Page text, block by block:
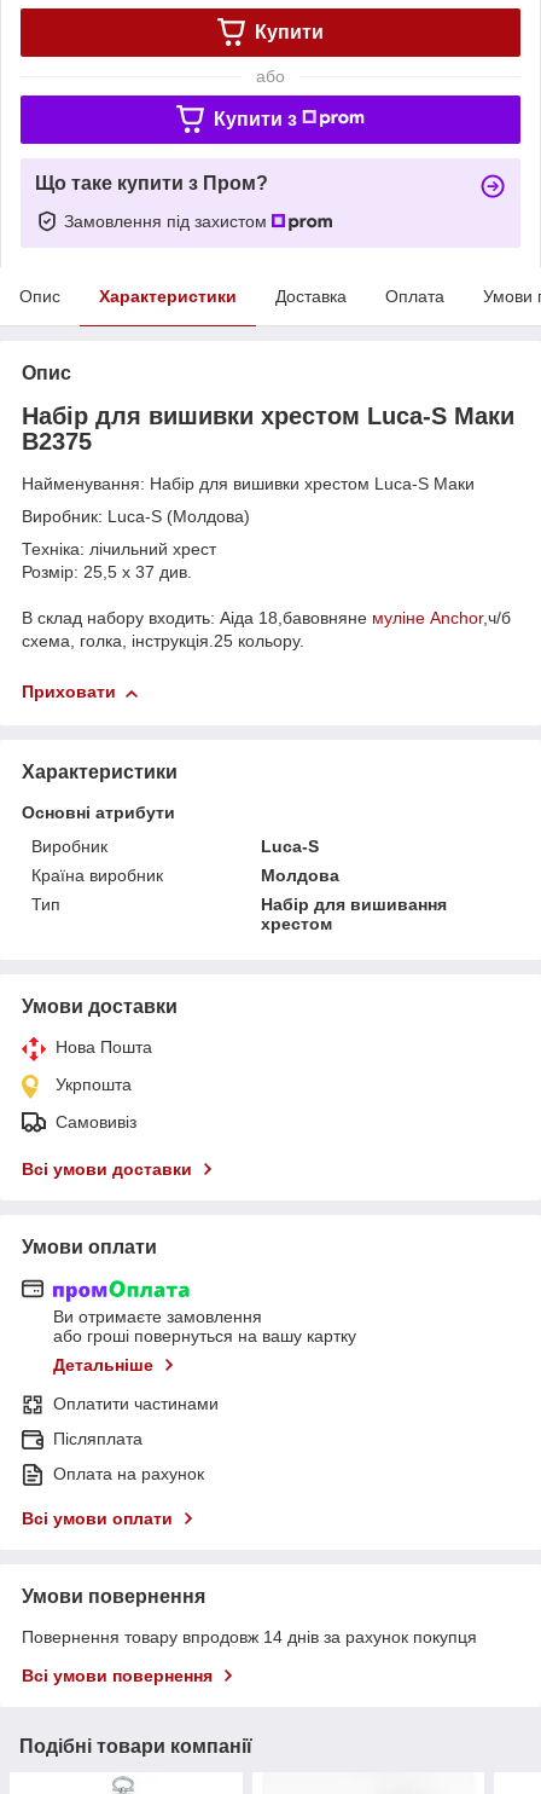
Купити
або
Купити з
Що таке купити з Пром?
Замовлення під захистом
Опис Характеристики Доставка Оплата Умови
Опис
Набір для вишивки хрестом Luca-S Маки
B2375
Найменування: Набір для вишивки хрестом Luca-S Маки
Виробник: Luca-S (Молдова)
Техніка: лічильний хрест
Розмір: 25,5 х 37 див.
В склад набору входить: Аіда 18,бавовняне муліне Anchor,ч/б
схема, голка, інструкція.25 кольору.
Приховати
Характеристики
Основні атрибути
Виробник
Luca-S
Країна виробник
Молдова
Тип
Набір для вишивання
хрестом
Умови доставки
Нова Пошта
Укрпошта
Самовивіз
Всі умови доставки
Умови оплати
Ви отримаєте замовлення
або гроші повернуться на вашу картку
Детальніше
Оплатити частинами
Післяплата
Оплата на рахунок
Всі умови оплати
Умови повернення
Повернення товару впродовж 14 днів за рахунок покупця
Всі умови повернення
Подібні товари компанії